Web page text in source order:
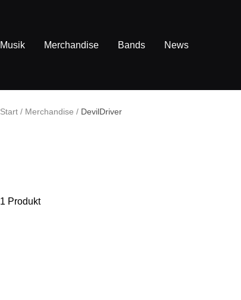
Inhalt
Musik Merchandise Bands News
Start Merchandise DevilDriver
1 Produkt